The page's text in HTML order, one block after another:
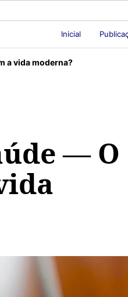
Inicial
a vida moderna?
— O